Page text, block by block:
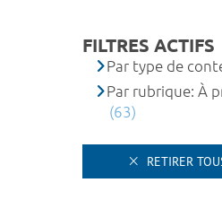
FILTRES ACTIFS
Par type de
Par rubrique: À
(63)
RETIRER